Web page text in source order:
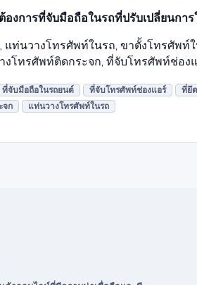
องการที่จับมือถือในรถที่ปรับเปลี่ยนกา
แท่นวางโทรศัพท์ในรถ, ขาตั้งโทรศัพท์
งโทรศัพท์ติดกระจก, ที่จับโทรศัพท์ช่อง
ที่จับมือถือในรถยนต์ ที่จับโทรศัพท์ช่องแอร์ ที่ยึ
จก
แท่นวางโทรศัพท์ในรถ